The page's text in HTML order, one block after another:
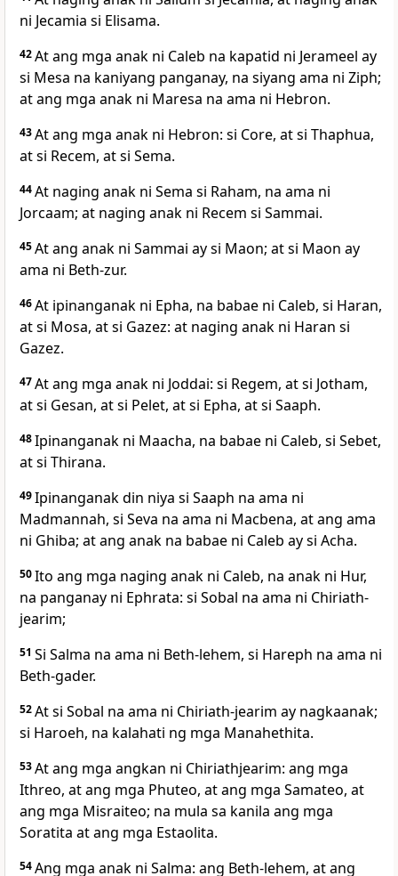
ni Jecamia si Elisama.
42At ang mga anak ni Caleb na kapatid ni Jerameel ay
si Mesa na kaniyang panganay, na siyang ama ni Ziph;
at ang mga anak ni Maresa na ama ni Hebron.
43At ang mga anak ni Hebron: si Core, at si Thaphua,
at si Recem, at si Sema.
44At naging anak ni Sema si Raham, na ama ni
Jorcaam; at naging anak ni Recem si Sammai.
45At ang anak ni Sammai ay si Maon; at si Maon ay
ama ni Beth-zur.
46At ipinanganak ni Epha, na babae ni Caleb, si Haran,
at si Mosa, at si Gazez: at naging anak ni Haran si
Gazez.
47At ang mga anak ni Joddai: si Regem, at si Jotham,
at si Gesan, at si Pelet, at si Epha, at si Saaph.
48Ipinanganak ni Maacha, na babae ni Caleb, si Sebet,
at si Thirana.
49Ipinanganak din niya si Saaph na ama ni
Madmannah, si Seva na ama ni Macbena, at ang ama
ni Ghiba; at ang anak na babae ni Caleb ay si Acha.
50Ito ang mga naging anak ni Caleb, na anak ni Hur,
na panganay ni Ephrata: si Sobal na ama ni Chiriath-
jearim;
51 Si Salma na ama ni Beth-lehem, si Hareph na ama ni
Beth-gader.
52At si Sobal na ama ni Chiriath-jearim ay nagkaanak;
si Haroeh, na kalahati ng mga Manahethita.
53At ang mga angkan ni Chiriathjearim: ang mga
Ithreo, at ang mga Phuteo, at ang mga Samateo, at
ang mga Misraiteo; na mula sa kanila ang mga
Soratita at ang mga Estaolita.
54Ang mga anak ni Salma: ang Beth-lehem, at ang